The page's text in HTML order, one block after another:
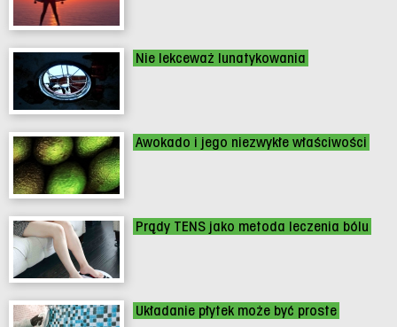
Nie lekceważ lunatykowania
Awokado i jego niezwykłe właściwości
Prądy TENS jako metoda leczenia bólu
Układanie płytek może być proste